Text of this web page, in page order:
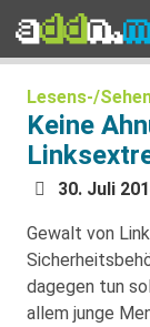
Lesens-/
Keine
30. Juli
Gewalt von
dagegen tun
allem junge